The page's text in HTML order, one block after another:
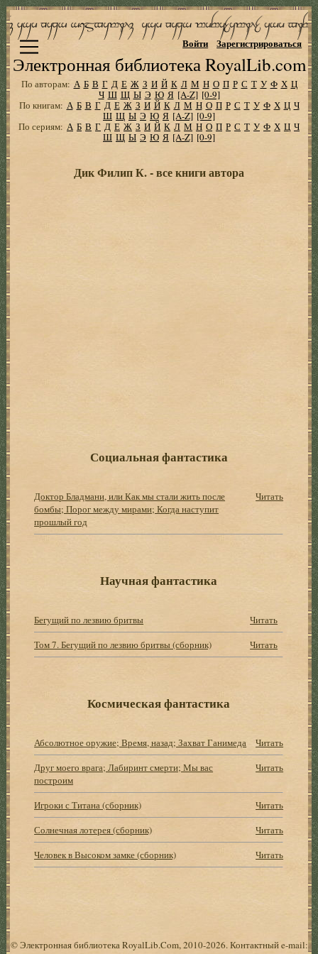
Электронная библиотека RoyalLib.com
Войти Зарегистрироваться
По авторам: А Б В Г Д Е Ж З И Й К Л М Н О П Р С Т У Ф Х Ц
Ч Ш Щ Ы Э Ю Я [A-Z] [0-9]
По книгам: А Б В Г Д Е Ж З И Й К Л М Н О П Р С Т У Ф Х Ц Ч
Ш Щ Ы Э Ю Я [A-Z] [0-9]
По сериям: А Б В Г Д Е Ж З И Й К Л М Н О П Р С Т У Ф Х Ц Ч
Ш Щ Ы Э Ю Я [A-Z] [0-9]
Дик Филип К. - все книги автора
Социальная фантастика
Доктор Бладмани, или Как мы стали жить после
бомбы; Порог между мирами; Когда наступит
прошлый год
Читать
Научная фантастика
Бегущий по лезвию бритвы
Читать
Том 7. Бегущий по лезвию бритвы (сборник)
Читать
Космическая фантастика
Абсолютное оружие; Время, назад; Захват Ганимеда
Читать
Друг моего врага; Лабиринт смерти; Мы вас
построим
Читать
Игроки с Титана (сборник)
Читать
Солнечная лотерея (сборник)
Читать
Человек в Высоком замке (сборник)
Читать
© Электронная библиотека RoyalLib.Com, 2010-2026. Контактный e-mail: